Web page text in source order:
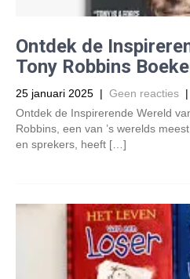
Ontdek de
Tony Robbins
25 januari 2025 | Geen reacties |
Ontdek de Inspirerende Wereld
Robbins, een van ’s werelds
en sprekers, heeft […]